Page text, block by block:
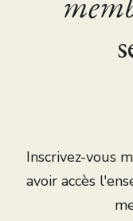
Inscrivez-vous
avoir accès